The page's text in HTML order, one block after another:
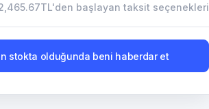
başlayan taksit seçenekleri
stokta olduğunda beni haberdar et